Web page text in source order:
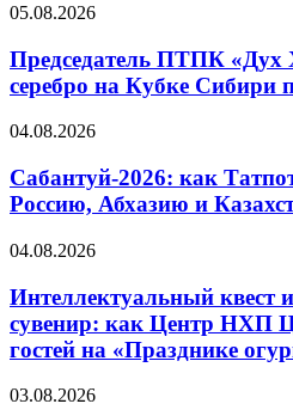
05.08.2026
Председатель ПТПК «Дух
серебро на Кубке Сибири
04.08.2026
Сабантуй-2026: как
Россию, Абхазию и
04.08.2026
Интеллектуальный квест
сувенир: как Центр НХП
гостей на «Празднике
03.08.2026